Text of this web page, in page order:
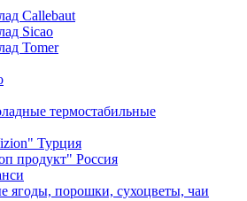
Callebaut
Sicao
Tomer
термостабильные
Турция
продукт" Россия
ягоды, порошки, сухоцветы, чаи